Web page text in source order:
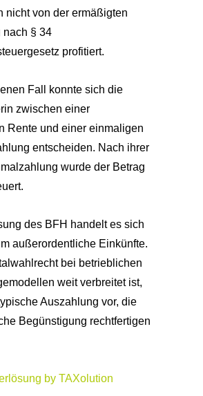
nicht von der ermäßigten
nach § 34
profitiert.
Fall konnte sich die
zwischen einer
Rente und einer einmaligen
entscheiden. Nach ihrer
wurde der Betrag
des BFH handelt es sich
außerordentliche Einkünfte.
bei betrieblichen
weit verbreitet ist,
Auszahlung vor, die
Begünstigung rechtfertigen
by TAXolution